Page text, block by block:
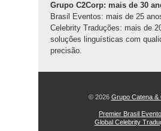
Grupo C2Corp: mais de 30
Brasil Eventos: mais de 25
Celebrity Traduções: mais de
soluções linguísticas com
precisão.
© 2026 Grupo Catena &
Premier Brasil
Global Celebrity